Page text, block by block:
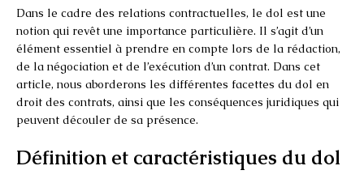
Dans le cadre des relations contractuelles, le dol est une
notion qui revêt une importance particulière. Il s’agit d’un
élément essentiel à prendre en compte lors de la rédaction,
de la négociation et de l’exécution d’un contrat. Dans cet
article, nous aborderons les différentes facettes du dol en
droit des contrats, ainsi que les conséquences juridiques qui
peuvent découler de sa présence.
Définition et caractéristiques du dol